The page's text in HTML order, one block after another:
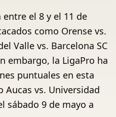
el 8 y el 11 de
como Orense vs.
Valle vs. Barcelona SC
embargo, la LigaPro ha
puntuales en esta
vs. Universidad
sábado 9 de mayo a